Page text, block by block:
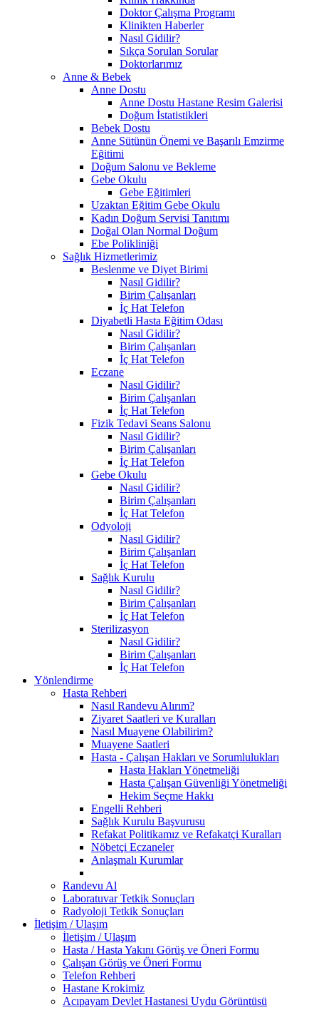
Doktor Çalışma Programı
Klinikten Haberler
Nasıl Gidilir?
Sıkça Sorulan Sorular
Doktorlarımız
Anne & Bebek
Anne Dostu
Anne Dostu Hastane Resim Galerisi
Doğum İstatistikleri
Bebek Dostu
Anne Sütünün Önemi ve Başarılı Emzirme
Eğitimi
Doğum Salonu ve Bekleme
Gebe Okulu
Gebe Eğitimleri
Uzaktan Eğitim Gebe Okulu
Kadın Doğum Servisi Tanıtımı
Doğal Olan Normal Doğum
Ebe Polikliniği
Sağlık Hizmetlerimiz
Beslenme ve Diyet Birimi
Nasıl Gidilir?
Birim Çalışanları
İç Hat Telefon
Diyabetli Hasta Eğitim Odası
Nasıl Gidilir?
Birim Çalışanları
İç Hat Telefon
Eczane
Nasıl Gidilir?
Birim Çalışanları
İç Hat Telefon
Fizik Tedavi Seans Salonu
Nasıl Gidilir?
Birim Çalışanları
İç Hat Telefon
Gebe Okulu
Nasıl Gidilir?
Birim Çalışanları
İç Hat Telefon
Odyoloji
Nasıl Gidilir?
Birim Çalışanları
İç Hat Telefon
Sağlık Kurulu
Nasıl Gidilir?
Birim Çalışanları
İç Hat Telefon
Sterilizasyon
Nasıl Gidilir?
Birim Çalışanları
İç Hat Telefon
Yönlendirme
Hasta Rehberi
Nasıl Randevu Alırım?
Ziyaret Saatleri ve Kuralları
Nasıl Muayene Olabilirim?
Muayene Saatleri
Hasta - Çalışan Hakları ve Sorumlulukları
Hasta Hakları Yönetmeliği
Hasta Çalışan Güvenliği Yönetmeliği
Hekim Seçme Hakkı
Engelli Rehberi
Sağlık Kurulu Başvurusu
Refakat Politikamız ve Refakatçi Kuralları
Nöbetçi Eczaneler
Anlaşmalı Kurumlar
Randevu Al
Laboratuvar Tetkik Sonuçları
Radyoloji Tetkik Sonuçları
İletişim / Ulaşım
İletişim / Ulaşım
Hasta / Hasta Yakını Görüş ve Öneri Formu
Çalışan Görüş ve Öneri Formu
Telefon Rehberi
Hastane Krokimiz
Acıpayam Devlet Hastanesi Uydu Görüntüsü